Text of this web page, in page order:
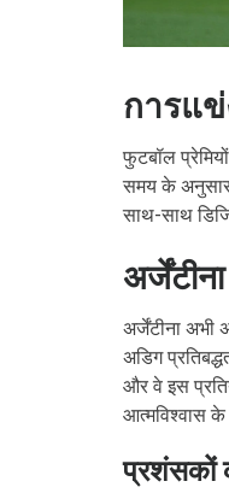
การแข่
फुटबॉल
समय के
साथ-साथ
अर्जेंटीना अभी
अडिग
और वे इस
आत्मविश्वास
प्रशंसकों